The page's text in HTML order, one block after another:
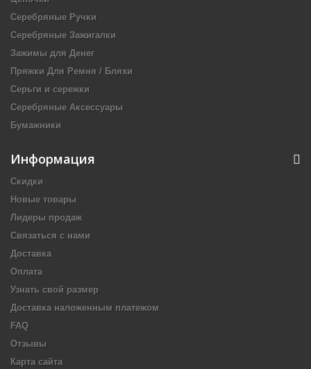
Серебряные Ручки
Серебряные Зажигалки
Зажимы для Денег
Пряжки Для Ремня / Бляхи
Серьги и сережки
Серебряные Аксессуары
Бумажники
Информация
Скидки
Новые товары
Лидеры продаж
Связаться с нами
Доставка
Оплата
Узнать свой размер
Доставка наложенным платежом
FAQ
Отзывы
Карта сайта